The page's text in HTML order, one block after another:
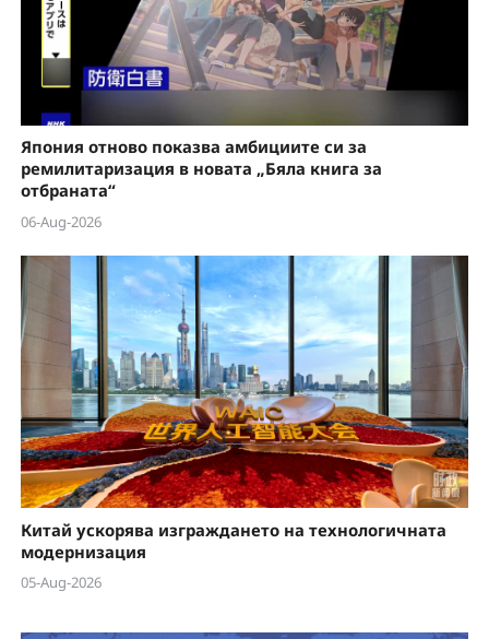
Япония отново показва амбициите си за
ремилитаризация в новата „Бяла книга за
отбраната“
06-Aug-2026
Китай ускорява изграждането на технологичната
модернизация
05-Aug-2026